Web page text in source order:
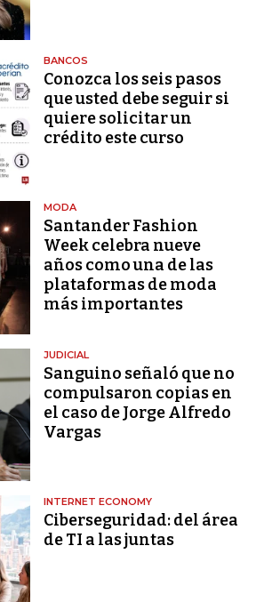
BANCOS
Conozca los seis pasos
que usted debe seguir si
quiere solicitar un
crédito este curso
MODA
Santander Fashion
Week celebra nueve
años como una de las
plataformas de moda
más importantes
JUDICIAL
Sanguino señaló que no
compulsaron copias en
el caso de Jorge Alfredo
Vargas
INTERNET ECONOMY
Ciberseguridad: del área
de TI a las juntas